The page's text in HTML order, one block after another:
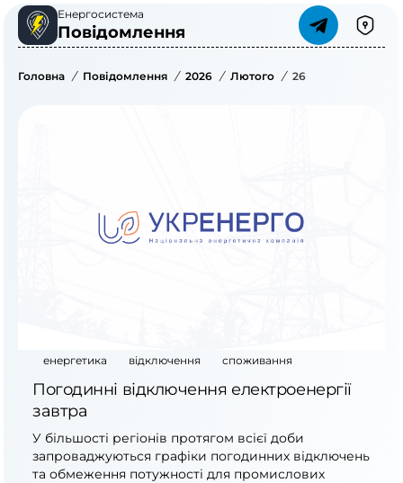
Енергосистема
Повідомлення
Головна / Повідомлення / 2026 / Лютого / 26
енергетика відключення споживання
Погодинні відключення електроенергії
завтра
У більшості регіонів протягом всієї доби
запроваджуються графіки погодинних відключень
та обмеження потужності для промислових